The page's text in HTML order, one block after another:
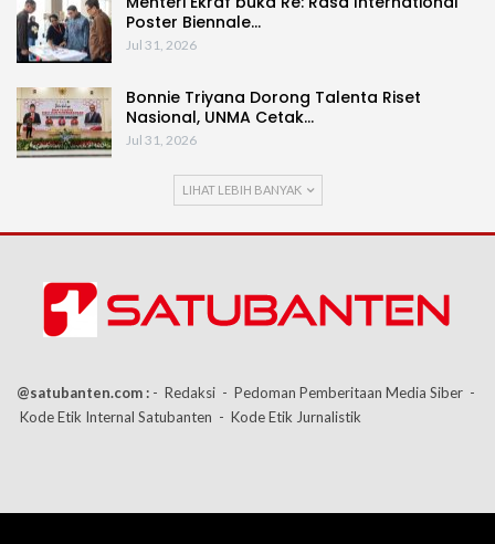
Poster Biennale…
Jul 31, 2026
Bonnie Triyana Dorong Talenta Riset
Nasional, UNMA Cetak…
Jul 31, 2026
LIHAT LEBIH BANYAK
@satubanten.com : - Redaksi - Pedoman Pemberitaan Media Siber -
Kode Etik Internal Satubanten - Kode Etik Jurnalistik